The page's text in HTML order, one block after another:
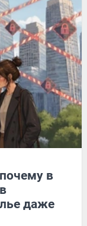
в
даже